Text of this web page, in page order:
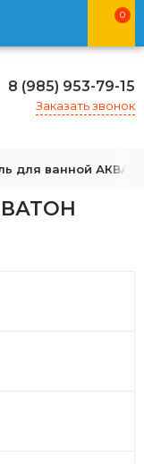
0
8 (985) 953-79-15
Заказать звонок
для ванной